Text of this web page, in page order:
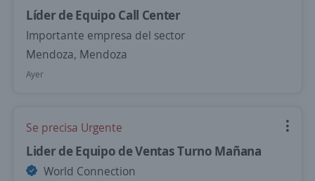
Líder de Equipo Call Center
Importante empresa del sector
Mendoza, Mendoza
Ayer
Se precisa Urgente
Lider de Equipo de Ventas Turno Mañana
World Connection